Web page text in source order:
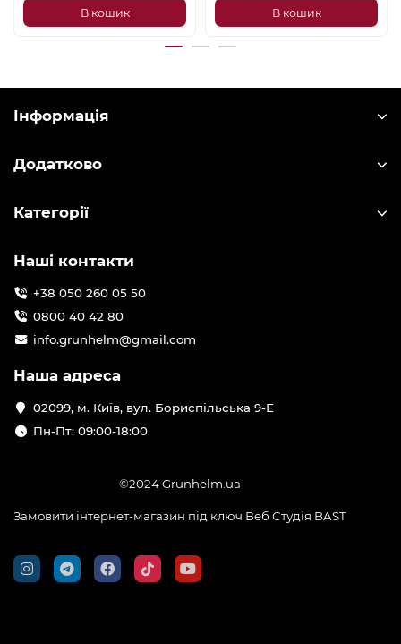
В кошик В кошик
Інформація
Додатково
Категорії
Наші контакти
+38 050 260 05 50
0800 40 42 80
info.grunhelm@gmail.com
Наша адреса
02099, м. Київ, вул. Бориспільська 9-Е
Пн-Пт: 09:00-18:00
©2024 Grunhelm.ua
Замовити інтернет-магазин під ключ Веб Студія BAST